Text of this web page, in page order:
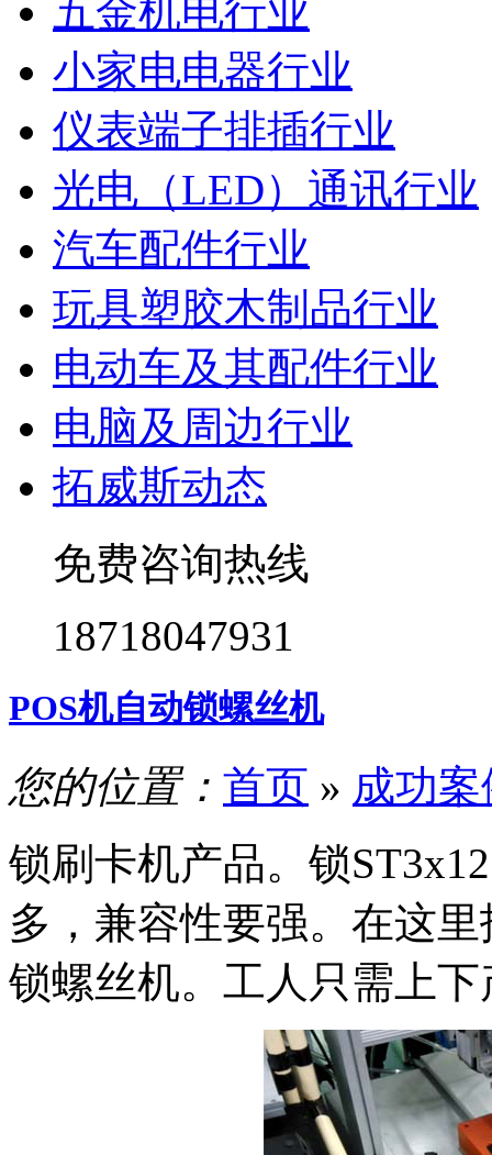
五金机电行业
小家电电器行业
仪表端子排插行业
光电（LED）通讯行业
汽车配件行业
玩具塑胶木制品行业
电动车及其配件行业
电脑及周边行业
拓威斯动态
免费咨询热线
18718047931
POS机自动锁螺丝机
您的位置： 首页 » 成功案
锁刷卡机产品。锁
多，兼容性要强。在这
锁螺丝机。工人只需上